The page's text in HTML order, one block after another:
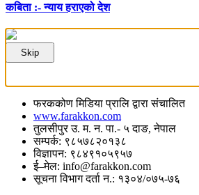
कबिता :- न्याय हराएको देश
Skip
फरककोण मिडिया प्रालि द्वारा संचालित
www.farakkon.com
तुलसीपुर उ. म. न. पा.- ५ दाङ, नेपाल
सम्पर्क: ९८५७८२०१३८
विज्ञापन: ९८४९१०५९५७
ई–मेल: info@farakkon.com
सूचना विभाग दर्ता न.: १३०४/०७५-७६